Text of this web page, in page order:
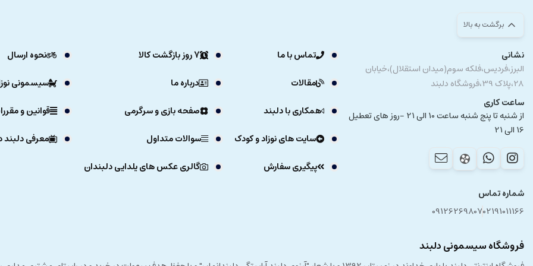
برگشت به بالا
نشانی
البرز،فردیس،فلکه سوم(میدان استقلال)،خیابان
28،پلاک 39،فروشگاه دلبند
ساعت کاری
از شنبه تا پنج شنبه ساعت 10 الی 21 -روز های تعطیل
16 الی 21
شماره تماس
02191011166
09126269807
تماس با ما 7 روز بازگشت کالا
نحوه ارسال
مقالات
درباره ما
سیسمونی
همکاری با دلبند
صفحه بازی و سرگرمی
قوانین و
سایت های نوزاد و کودک
سوالات متداول
معرفی
پیگیری سفارش
گالری عکس های یلدایی دلبندان
فروشگاه سیسمونی دلبند